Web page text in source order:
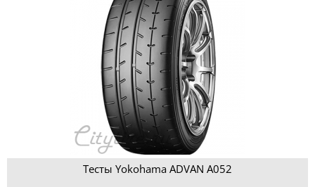
Тесты Yokohama ADVAN A052